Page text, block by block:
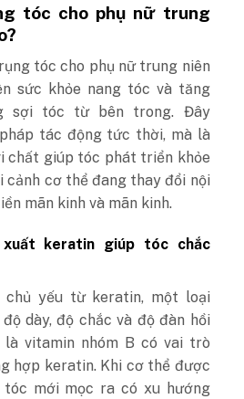
tóc cho phụ nữ trung
tóc cho phụ nữ trung niên
sức khỏe nang tóc và tăng
sợi tóc từ bên trong. Đây
tác động tức thời, mà là
chất giúp tóc phát triển khỏe
cảnh cơ thể đang thay đổi nội
mãn kinh và mãn kinh.
keratin giúp tóc chắc
chủ yếu từ keratin, một loại
dày, độ chắc và độ đàn hồi
vitamin nhóm B có vai trò
hợp keratin. Khi cơ thể được
tóc mới mọc ra có xu hướng